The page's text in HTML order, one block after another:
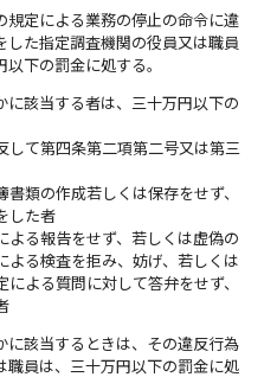
規定による業務の停止の命令に違
した指定調査機関の役員又は職員
下の罰金に処する。
に該当する者は、三十万円以下の
して第四条第二項第二号又は第三
類の作成若しくは保存をせず、
した者
よる報告をせず、若しくは虚偽の
よる検査を拒み、妨げ、若しくは
よる質問に対して答弁をせず、
に該当するときは、その違反行為
職員は、三十万円以下の罰金に処